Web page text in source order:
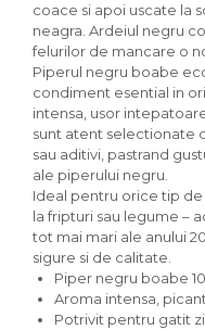
Fulgi din cereale bio
Musli bio
Terci bio
Orez bio si
Legume bio
Legume bio in conserva
Orez bio
Paste si fidea
Paste bio din emmer
Paste bio din grau
Paste bio din spelta
Paste bio fara gluten
coace si apoi uscate la
neagra. Ardeiul negru
felurilor de mancare o
Piperul negru boabe
condiment esential in
intensa, usor
sunt atent selectionate
sau aditivi, pastrand
ale piperului negru.
Ideal pentru orice tip de
la fripturi sau legume –
tot mai mari ale anului
sigure si de calitate.
Piper negru boabe
Aroma intensa,
Potrivit pentru gatit